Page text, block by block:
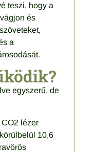
teszi, hogy a
és
a
egyszerű, de
lézer
10,6